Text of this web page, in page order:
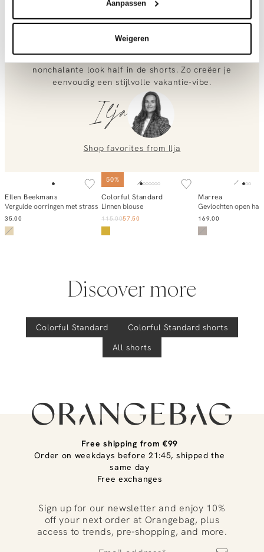
Aanpassen
Weigeren
placing an order? Our customer service team is here to help!
info@orangebag.com
Deze zachtgele co-ord set ademt zomer. De soepele
blouse en bijpassende shorts zorgen voor een fris en
contrasten: de bruine cap en leren slippertjes maken het
geheel net wat stoerder. Draag de blouse voor een
nonchalante look half in de shorts. Zo creëer je
eenvoudig een stijlvolle vakantie-vibe.
Ilja
Shop favorites from Ilja
Notify me
Ellen Beekmans
Vergulde oorringen met strass
35.00
50%
Add to cart
Colorful Standard
Linnen blouse
115.0057.50
Notify
Marrea
Gevlochten open
169.00
Discover more
Colorful Standard Colorful Standard shorts
All shorts
Free shipping from €99
Order on weekdays before 21:45, shipped the
same day
Free exchanges
Sign up for our newsletter and enjoy 10%
off your next order at Orangebag, plus
access to trends, pre-shopping, and more.